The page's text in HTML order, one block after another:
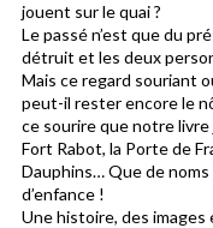
jouent sur le quai ?
Le passé n’est que du
détruit et les deux
Mais ce regard souriant
peut-il rester encore le
ce sourire que notre livre
Fort Rabot, la Porte de
Dauphins… Que de
d’enfance !
Une histoire, des images